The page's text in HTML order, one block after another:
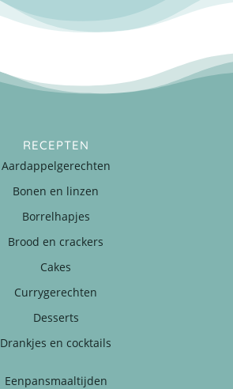
RECEPTEN
Aardappelgerechten
Bonen en linzen
Borrelhapjes
Brood en crackers
Cakes
Currygerechten
Desserts
Drankjes en cocktails
Eenpansmaaltijden